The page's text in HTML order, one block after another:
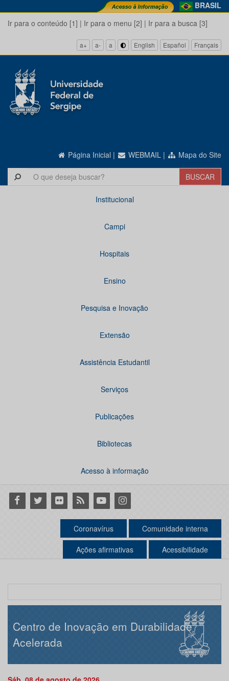
BRASIL
Ir para o conteúdo [1] | Ir para o menu [2] | Ir para a busca [3]
a+ a- a English Español Français
Página Inicial | WEBMAIL | Mapa do Site
Institucional
Campi
Hospitais
Ensino
Pesquisa e Inovação
Extensão
Assistência Estudantil
Serviços
Publicações
Bibliotecas
Acesso à informação
Facebook
Twitter Flickr RSS YoutubeInstagram
Coronavírus Comunidade interna
Ações afirmativas Acessibilidade
Centro de Inovação em Durabilidade
Acelerada